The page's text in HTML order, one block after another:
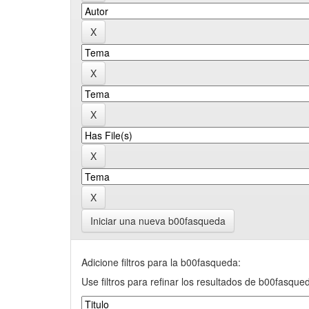
Iniciar una nueva b00fasqueda
Adicione filtros para la b00fasqueda:
Use filtros para refinar los resultados de